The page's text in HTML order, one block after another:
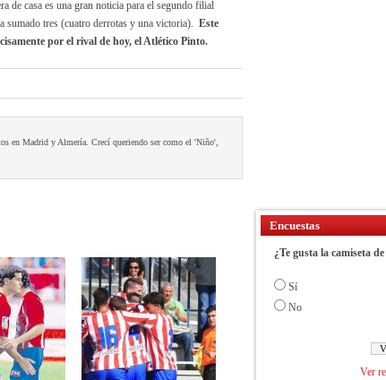
de casa es una gran noticia para el segundo filial
sumado tres (cuatro derrotas y una victoria). Este
por el rival de hoy, el Atlético Pinto.
en Madrid y Almería. Crecí queriendo ser como el 'Niño',
Encuestas
¿Te gusta la camiseta
Sí
No
Ver